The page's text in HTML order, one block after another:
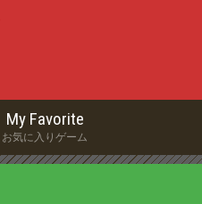
My Favorite
お気に入りゲーム